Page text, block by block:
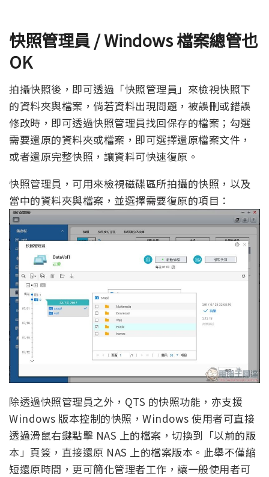
快照管理員 / Windows檔案總管也
OK
拍攝快照後，即可透過「快照管理員」來檢視快照下
的資料夾與檔案，倘若資料出現問題，被誤刪或錯誤
修改時，即可透過快照管理員找回保存的檔案；勾選
需要還原的資料夾或檔案，即可選擇還原檔案文件，
或者還原完整快照，讓資料可快速復原。
快照管理員，可用來檢視磁碟區所拍攝的快照，以及
當中的資料夾與檔案，並選擇需要復原的項目：
除透過快照管理員之外，QTS 的快照功能，亦支援
Windows 版本控制的快照，Windows 使用者可直接
透過滑鼠右鍵點擊 NAS 上的檔案，切換到「以前的版
本」頁簽，直接還原 NAS 上的檔案版本。此舉不僅縮
短還原時間，更可簡化管理者工作，讓一般使用者可